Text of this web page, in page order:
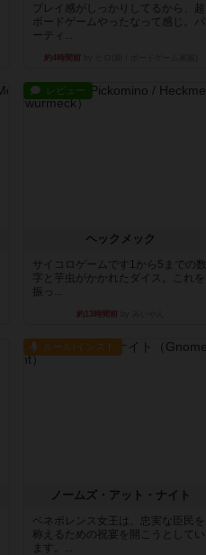
プレイ感がしっかりしてるから、超
ボードゲームやったなって感じ。パ
ーティ...
約4時間前
レビュー
ヘックメック
サイコロゲームです1から5までの数
字と芋虫がかかれたダイス。これを
振っ...
約13時間前
ルール/インスト
ノームズ・アット・ナイト
ベネボレンス女王は、忠実な臣民を
称えるための祝宴を開こうとしてい
ます。...